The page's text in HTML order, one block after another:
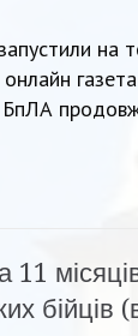
на
11
бійців